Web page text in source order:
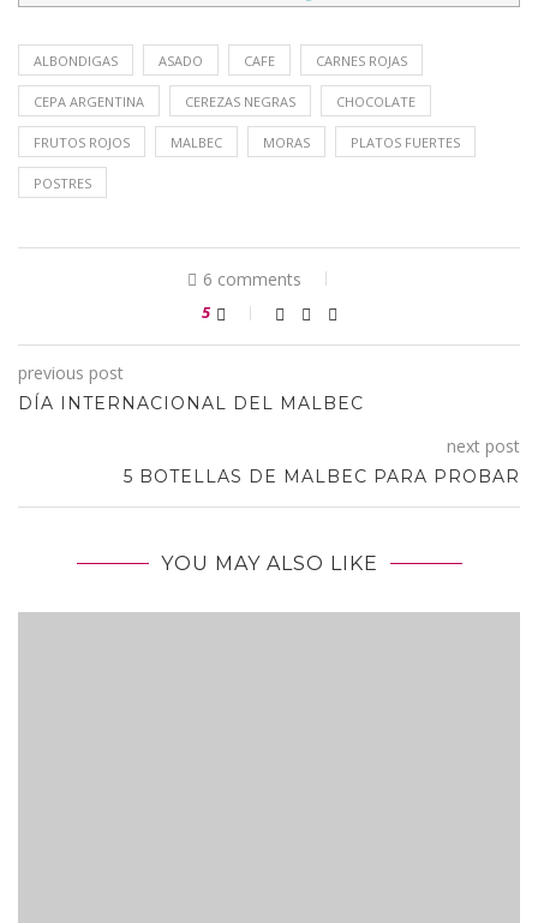
ALBONDIGAS ASADO CAFE CARNES ROJAS
CEPA ARGENTINA CEREZAS NEGRAS CHOCOLATE
FRUTOS ROJOS MALBEC MORAS PLATOS FUERTES
POSTRES
6 comments
5
previous post
DÍA INTERNACIONAL DEL MALBEC
next post
5 BOTELLAS DE MALBEC PARA PROBAR
YOU MAY ALSO LIKE